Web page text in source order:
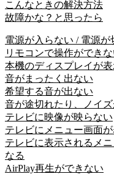
こんなときの解決方法
故障かな？と思ったら
電源が入らない / 電源が
リモコンで操作ができ
本機のディスプレイが
音がまったく出ない
希望する音が出ない
音が途切れたり、ノイ
テレビに映像が映らない
テレビにメニュー画面
テレビに表示されるメ
なる
AirPlay再生ができない